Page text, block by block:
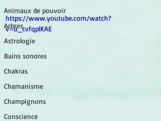
Animaux de pouvoir
Arbres
Astrologie
Bains sonores
Chakras
Chamanisme
Champignons
Conscience
https://www.youtube.com/watch?
v=u_cvfqplKAE